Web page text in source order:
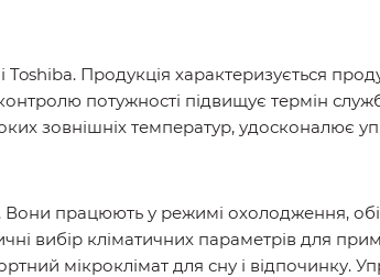
Продукція характеризується
потужності підвищує термін
зовнішніх температур, удосконалює
працюють у режимі охолодження,
вибір кліматичних параметрів для
мікроклімат для сну і відпочинку.